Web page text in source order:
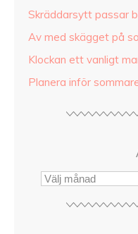
Skräddarsytt passar
Av med skägget på
Klockan ett vanligt
Planera inför